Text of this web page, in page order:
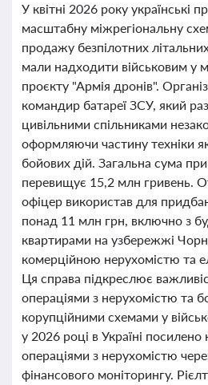
У квітні 2026 року українські
масштабну міжрегіональну
продажу безпілотних
мали надходити військовим у
проєкту "Армія дронів".
командир батареї ЗСУ, який
цивільними спільниками
оформляючи частину техніки
бойових дій. Загальна сума
перевищує 15,2 млн гривень.
офіцер використав для
понад 11 млн грн, включно з
квартирами на узбережжі
комерційною нерухомістю та
Ця справа підкреслює
операціями з нерухомістю та
корупційними схемами у
у 2026 році в Україні посилено
операціями з нерухомістю
фінансового моніторингу.